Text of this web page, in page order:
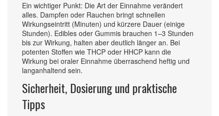
Ein wichtiger Punkt: Die Art der Einnahme verändert
alles. Dampfen oder Rauchen bringt schnellen
Wirkungseintritt (Minuten) und kürzere Dauer (einige
Stunden). Edibles oder Gummis brauchen 1–3 Stunden
bis zur Wirkung, halten aber deutlich länger an. Bei
potenten Stoffen wie THCP oder HHCP kann die
Wirkung bei oraler Einnahme überraschend heftig und
langanhaltend sein.
Sicherheit, Dosierung und praktische
Tipps